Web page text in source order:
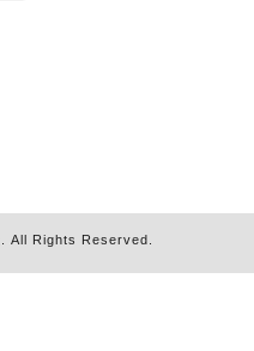
. All Rights Reserved.